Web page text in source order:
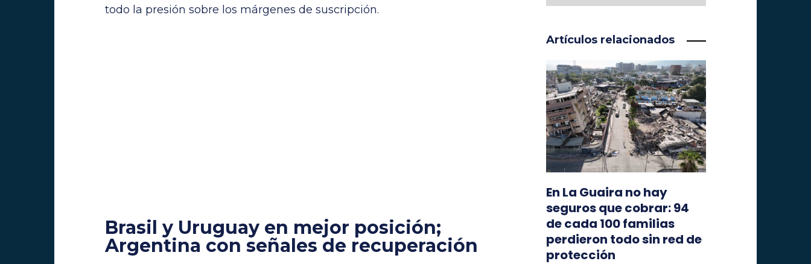
todo la presión sobre los márgenes de suscripción.
Brasil y Uruguay en mejor posición;
Argentina con señales de recuperación
Artículos relacionados
En La Guaira no hay
seguros que cobrar: 94
de cada 100 familias
perdieron todo sin red de
protección